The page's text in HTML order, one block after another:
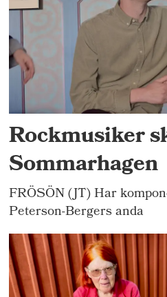
Rockmusiker
Sommarhagen
FRÖSÖN (JT) Har
Peterson-Bergers anda